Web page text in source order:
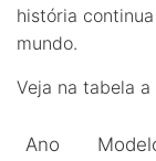
história
mundo.
Veja na tabela
Ano